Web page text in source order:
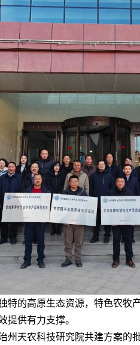
的高原生态资源，特色农牧
提供有力支撑。
州天农科技研究院共建方案